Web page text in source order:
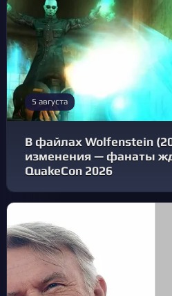
5 августа
В файлах Wolfenstein
изменения — фанаты
QuakeCon 2026